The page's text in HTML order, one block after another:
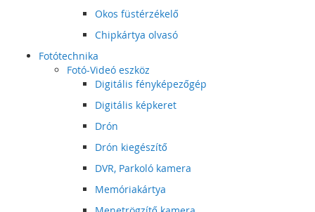
Okos füstérzékelő
Chipkártya olvasó
Fotótechnika
Fotó-Videó eszköz
Digitális fényképezőgép
Digitális képkeret
Drón
Drón kiegészítő
DVR, Parkoló kamera
Memóriakártya